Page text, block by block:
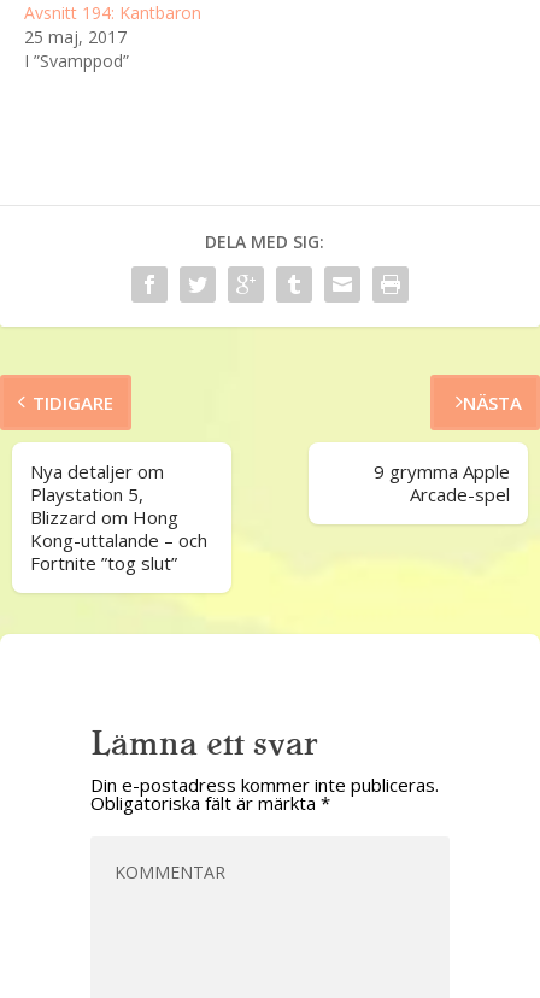
Avsnitt 194: Kantbaron
25 maj, 2017
I ”Svamppod”
DELA MED SIG:
TIDIGARE
Nya detaljer om
Playstation 5,
Blizzard om Hong
Kong-uttalande – och
Fortnite ”tog slut”
NÄSTA
9 grymma Apple
Arcade-spel
Lämna ett svar
Din e-postadress kommer inte publiceras.
Obligatoriska fält är märkta *